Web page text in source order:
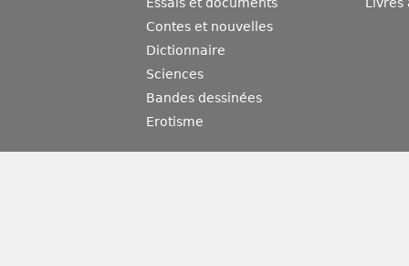
Essais et documents
Contes et nouvelles
Dictionnaire
Sciences
Bandes dessinées
Erotisme
Livres